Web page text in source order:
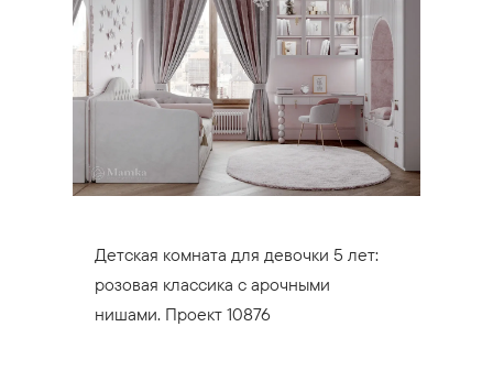
Детская комната для девочки 5 лет:
розовая классика с арочными
нишами. Проект 10876